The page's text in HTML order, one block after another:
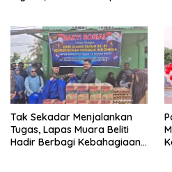
Tak Sekadar Menjalankan
Tugas, Lapas Muara Beliti
Hadir Berbagi Kebahagiaan